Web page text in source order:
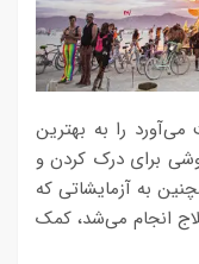
را به بهترین
برای درک کردن و
به آزمایشاتی که
انجام می‌شد، کمک